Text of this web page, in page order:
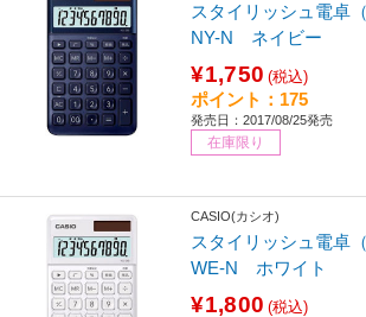
スタイリッシュ電卓
NY-N ネイビー
¥1,750 (税込)
ポイント：175
発売日：2017/08/25発売
在庫限り
CASIO(カシオ)
スタイリッシュ電卓
WE-N ホワイト
¥1,800 (税込)